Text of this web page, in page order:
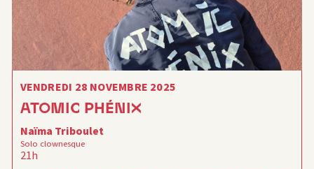
VENDREDI 28 NOVEMBRE 2025
ATOMIC PHÉNIX
Naïma Triboulet
Solo clownesque
21h